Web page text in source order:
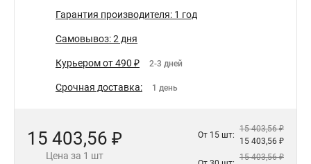
Гарантия производителя: 1 год
Самовывоз: 2 дня
Курьером от 490 ₽ 2-3 дней
Срочная доставка: 1 день
15 403,56 ₽
Цена за 1 шт
От 15 шт:
15 403,56 ₽
15 403,56 ₽
15 403,56 ₽